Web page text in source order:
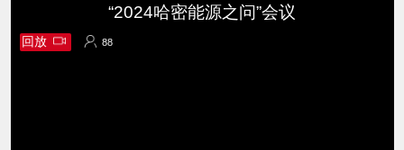
回放 88
“2024哈密能源之问”会议